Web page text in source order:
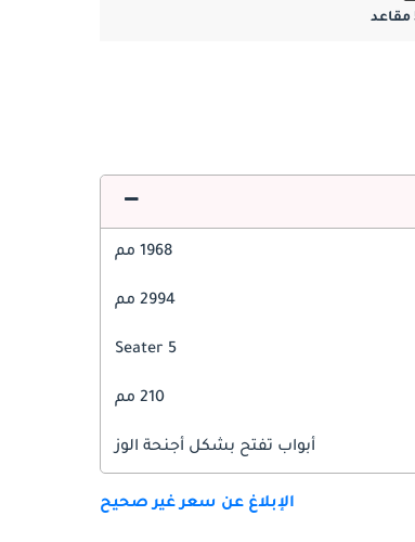
1968 مم
2994 مم
5 Seater
210 مم
أبواب تفتح بشكل أجنحة الوز
الإبلاغ عن سعر غير صحيح